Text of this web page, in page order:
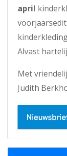
april
Alvast
Met
Judith